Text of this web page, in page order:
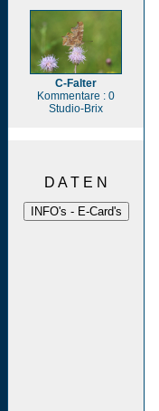
C-Falter
Kommentare : 0
Studio-Brix
D A T E N